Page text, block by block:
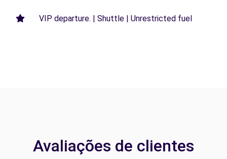
VIP departure. | Shuttle | Unrestricted fuel
Avaliações de clientes